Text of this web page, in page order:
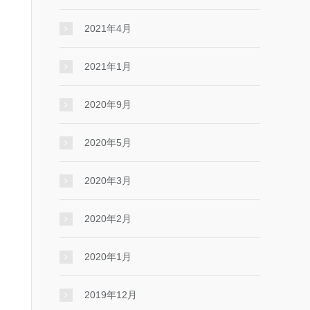
2021年4月
2021年1月
2020年9月
2020年5月
2020年3月
2020年2月
2020年1月
2019年12月